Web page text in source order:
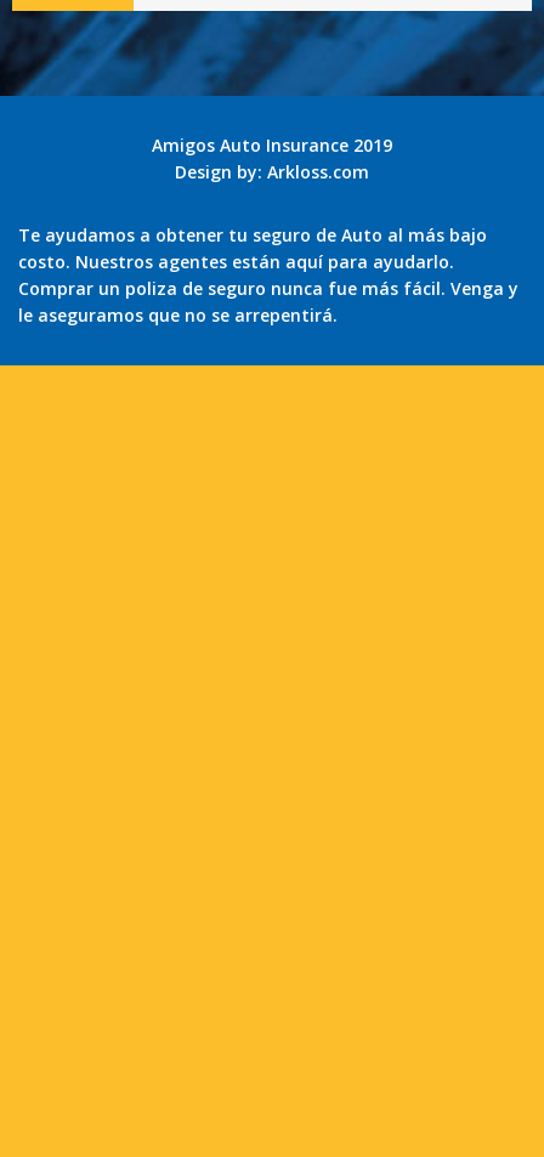
Amigos Auto Insurance 2019
Design by: Arkloss.com
Te ayudamos a obtener tu seguro de Auto al más bajo
costo. Nuestros agentes están aquí para ayudarlo.
Comprar un poliza de seguro nunca fue más fácil. Venga y
le aseguramos que no se arrepentirá.